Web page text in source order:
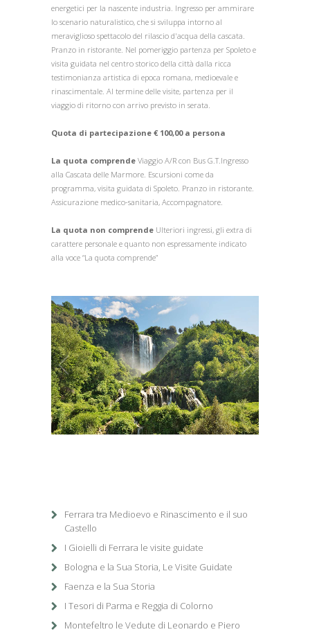
energetici per la nascente industria. Ingresso per ammirare
lo scenario naturalistico, che si sviluppa intorno al
meraviglioso spettacolo del rilascio d'acqua della cascata.
Pranzo in ristorante. Nel pomeriggio partenza per Spoleto e
visita guidata nel centro storico della città dalla ricca
testimonianza artistica di epoca romana, medioevale e
rinascimentale. Al termine delle visite, partenza per il
viaggio di ritorno con arrivo previsto in serata.
Quota di partecipazione € 100,00 a persona
La quota comprende Viaggio A/R con Bus G.T.Ingresso
alla Cascata delle Marmore. Escursioni come da
programma, visita guidata di Spoleto. Pranzo in ristorante.
Assicurazione medico-sanitaria, Accompagnatore.
La quota non comprende Ulteriori ingressi, gli extra di
carattere personale e quanto non espressamente indicato
alla voce “La quota comprende”
1/1
Ferrara tra Medioevo e Rinascimento e il suo
Castello
I Gioielli di Ferrara le visite guidate
Bologna e la Sua Storia, Le Visite Guidate
Faenza e la Sua Storia
I Tesori di Parma e Reggia di Colorno
Montefeltro le Vedute di Leonardo e Piero